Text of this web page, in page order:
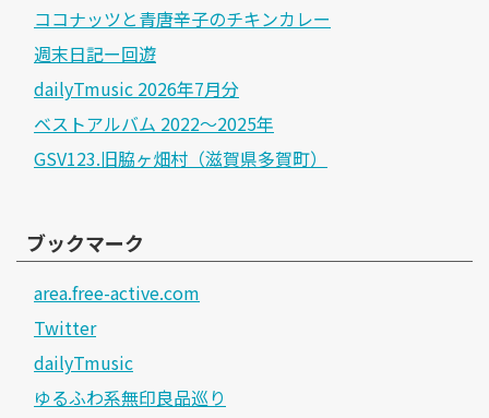
ココナッツと青唐辛子のチキンカレー
週末日記ー回遊
dailyTmusic 2026年7月分
ベストアルバム 2022～2025年
GSV123.旧脇ヶ畑村（滋賀県多賀町）
ブックマーク
area.free-active.com
Twitter
dailyTmusic
ゆるふわ系無印良品巡り